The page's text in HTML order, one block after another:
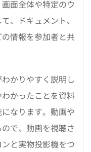
面全体や特定のウ
、ドキュメント、
情報を参加者と共
かりやすく説明し
かったことを資料
なります。動画や
で、動画を視聴さ
と実物投影機をつ